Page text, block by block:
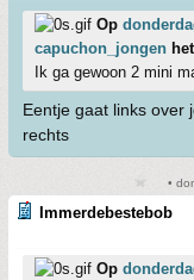
Op
capuchon_jongen
Ik ga gewoon 2 mini
Eentje gaat links over
rechts
•
Immerdebestebob
Op